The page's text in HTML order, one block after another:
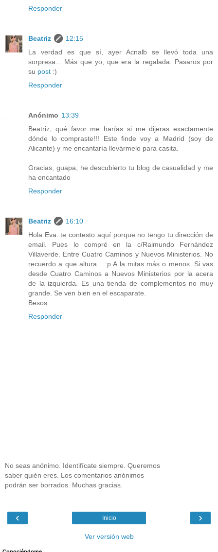
Responder
Beatriz
12:15
La verdad es que sí, ayer Acnalb se llevó toda una
sorpresa... Más que yo, que era la regalada. Pasaros por
su post :)
Responder
Anónimo 13:39
Beatriz, qué favor me harías si me dijeras exactamente
dónde lo compraste!!! Este finde voy a Madrid (soy de
Alicante) y me encantaría llevármelo para casita.
Gracias, guapa, he descubierto tu blog de casualidad y me
ha encantado
Responder
Beatriz
16:10
Hola Eva: te contesto aquí porque no tengo tu dirección de
email. Pues lo compré en la c/Raimundo Fernández
Villaverde. Entre Cuatro Caminos y Nuevos Ministerios. No
recuerdo a que altura... :p A la mitas más o menos. Si vas
desde Cuatro Caminos a Nuevos Ministerios por la acera
de la izquierda. Es una tienda de complementos no muy
grande. Se ven bien en el escaparate.
Besos
Responder
No seas anónimo. Identifícate siempre. Queremos
saber quién eres. Los comentarios anónimos
podrán ser borrados. Muchas gracias.
‹ ›
Inicio
Ver versión web